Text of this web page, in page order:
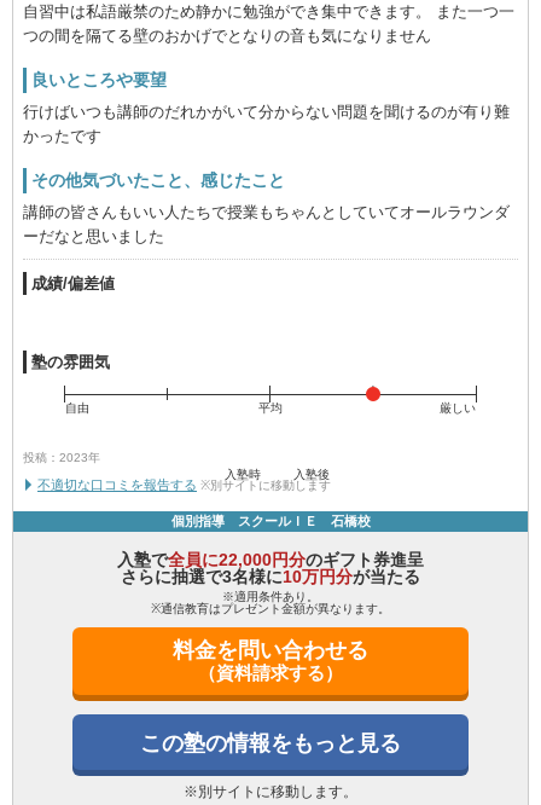
自習中は私語厳禁のため静かに勉強ができ集中できます。 また一つ一
つの間を隔てる壁のおかげでとなりの音も気になりません
良いところや要望
行けばいつも講師のだれかがいて分からない問題を聞けるのが有り難
かったです
その他気づいたこと、感じたこと
講師の皆さんもいい人たちで授業もちゃんとしていてオールラウンダ
ーだなと思いました
成績/偏差値
入塾時 入塾後
塾の雰囲気
自由 平均 厳しい
投稿：2023年
不適切な口コミを報告する ※別サイトに移動します
個別指導 スクールＩＥ 石橋校
入塾で全員に22,000円分のギフト券進呈
さらに抽選で3名様に10万円分が当たる
※適用条件あり。
※通信教育はプレゼント金額が異なります。
料金を問い合わせる
（資料請求する）
この塾の情報をもっと見る
※別サイトに移動します。